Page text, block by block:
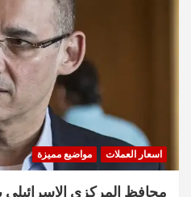
اسعار العملات مواضيع مميزة
محافظ المركزي